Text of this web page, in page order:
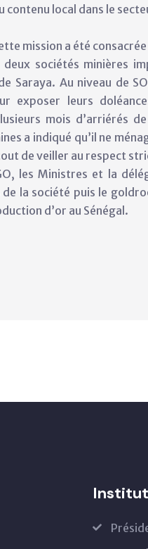
local dans le
mission a été
deux sociétés minières
Saraya. Au niveau de
exposer leurs
mois d’arriérés
a indiqué qu’il ne
de veiller au respect
les Ministres et la
la société puis le
d’or au Sénégal.